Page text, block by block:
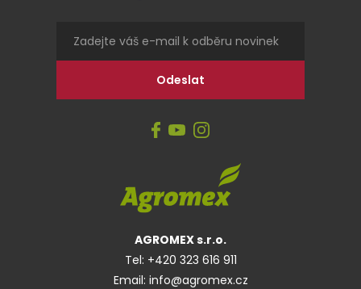
AGROMEX s.r.o.
Tel: +420 323 616 911
Email: info@agromex.cz